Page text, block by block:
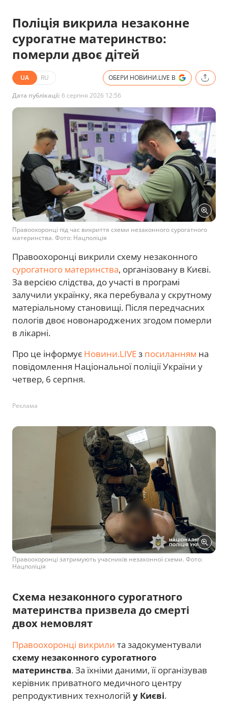
Поліція викрила незаконне
сурогатне материнство:
померли двоє дітей
UA RU ОБЕРИ НОВИНИ.LIVE В
Дата публікації: 6 серпня 2026 12:56
Правоохоронці під час викриття схеми незаконного сурогатного
материнства. Фото: Нацполіція
Правоохоронці викрили схему незаконного
сурогатного материнства, організовану в Києві.
За версією слідства, до участі в програмі
залучили українку, яка перебувала у скрутному
матеріальному становищі. Після передчасних
пологів двоє новонароджених згодом померли
в лікарні.
Про це інформує Новини.LIVEз посиланням на
повідомлення Національної поліції України у
четвер, 6 серпня.
Реклама
Правоохоронці затримують учасників незаконної схеми. Фото:
Нацполіція
Схема незаконного сурогатного
материнства призвела до смерті
двох немовлят
Правоохоронці викрили та задокументували
схему незаконного сурогатного
материнства. За їхніми даними, її організував
керівник приватного медичного центру
репродуктивних технологій у Києві.